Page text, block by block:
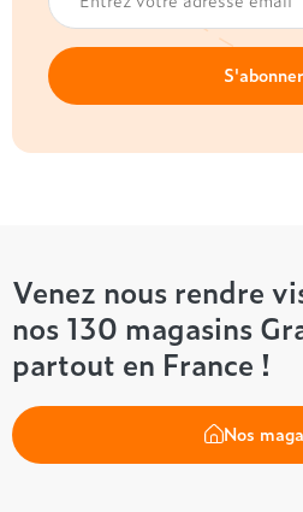
S'abonner
Venez nous rendre
nos 130 magasins
partout en France !
Nos